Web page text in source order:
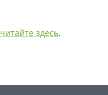
читайте здесь.